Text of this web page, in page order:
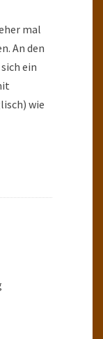
mal
An den
ein
wie